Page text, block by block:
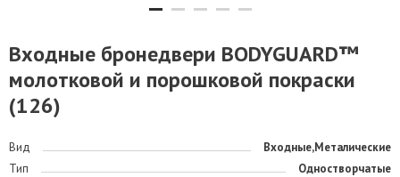
Входные бронедвери BODYGUARD™
молотковой и порошковой покраски
(126)
Вид
Входные,Металические
Тип
Одностворчатые